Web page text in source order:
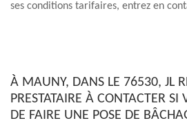
ses conditions tarifaires, entrez en
À MAUNY, DANS LE 76530, JL
PRESTATAIRE À CONTACTER SI
DE FAIRE UNE POSE DE